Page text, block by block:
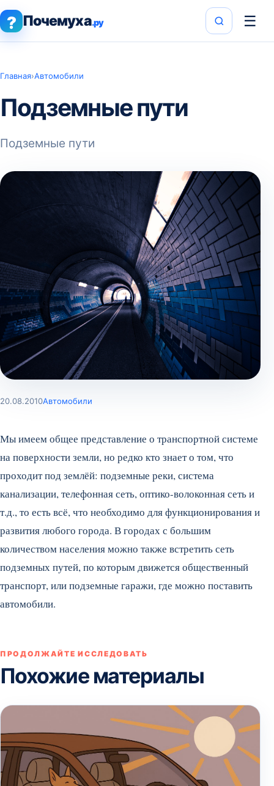
? Почемуха.ру ☰
Главная›Автомобили
Подземные пути
Подземные пути
20.08.2010Автомобили
Мы имеем общее представление о транспортной системе
на поверхности земли, но редко кто знает о том, что
проходит под землёй: подземные реки, система
канализации, телефонная сеть, оптико-волоконная сеть и
т.д., то есть всё, что необходимо для функционирования и
развития любого города. В городах с большим
количеством населения можно также встретить сеть
подземных путей, по которым движется общественный
транспорт, или подземные гаражи, где можно поставить
автомобили.
ПРОДОЛЖАЙТЕ ИССЛЕДОВАТЬ
Похожие материалы